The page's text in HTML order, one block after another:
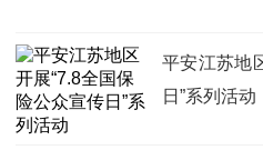
平安江苏地
日”系列活动